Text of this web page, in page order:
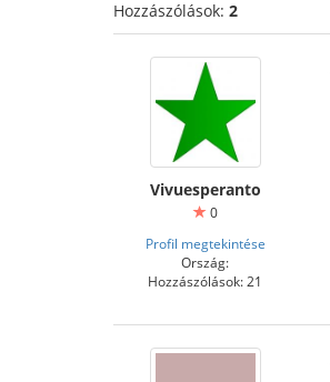
Hozzászólások: 2
Vivuesperanto
0
Profil megtekintése
Ország:
Hozzászólások: 21